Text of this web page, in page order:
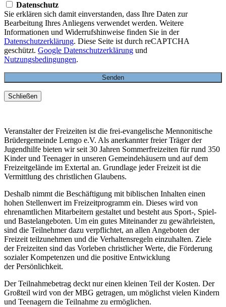
Datenschutz
Sie erklären sich damit einverstanden, dass Ihre Daten zur
Bearbeitung Ihres Anliegens verwendet werden. Weitere
Informationen und Widerrufshinweise finden Sie in der
Datenschutzerklärung. Diese Seite ist durch reCAPTCHA
geschützt. Google Datenschutzerklärung und
Nutzungsbedingungen.
Schließen
Veranstalter der Freizeiten ist die frei-evangelische Mennonitische
Brüdergemeinde Lemgo e.V. Als anerkannter freier Träger der
Jugendhilfe bieten wir seit 30 Jahren Sommerfreizeiten für rund 350
Kinder und Teenager in unseren Gemeindehäusern und auf dem
Freizeitgelände im Extertal an. Grundlage jeder Freizeit ist die
Vermittlung des christlichen Glaubens.
Deshalb nimmt die Beschäftigung mit biblischen Inhalten einen
hohen Stellenwert im Freizeitprogramm ein. Dieses wird von
ehrenamtlichen Mitarbeitern gestaltet und besteht aus Sport-, Spiel-
und Bastelangeboten. Um ein gutes Miteinander zu gewährleisten,
sind die Teilnehmer dazu verpflichtet, an allen Angeboten der
Freizeit teilzunehmen und die Verhaltensregeln einzuhalten. Ziele
der Freizeiten sind das Vorleben christlicher Werte, die Förderung
sozialer Kompetenzen und die positive Entwicklung
der Persönlichkeit.
Der Teilnahmebetrag deckt nur einen kleinen Teil der Kosten. Der
Großteil wird von der MBG getragen, um möglichst vielen Kindern
und Teenagern die Teilnahme zu ermöglichen.